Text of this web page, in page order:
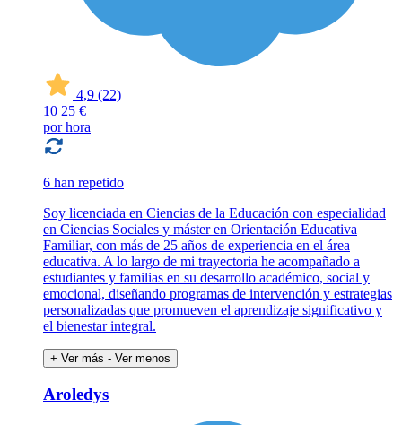
4,9 (22)
10 25 €
por hora
6 han repetido
Soy licenciada en Ciencias de la Educación con especialidad
en Ciencias Sociales y máster en Orientación Educativa
Familiar, con más de 25 años de experiencia en el área
educativa. A lo largo de mi trayectoria he acompañado a
estudiantes y familias en su desarrollo académico, social y
emocional, diseñando programas de intervención y estrategias
personalizadas que promueven el aprendizaje significativo y
el bienestar integral.
+ Ver más - Ver menos
Aroledys